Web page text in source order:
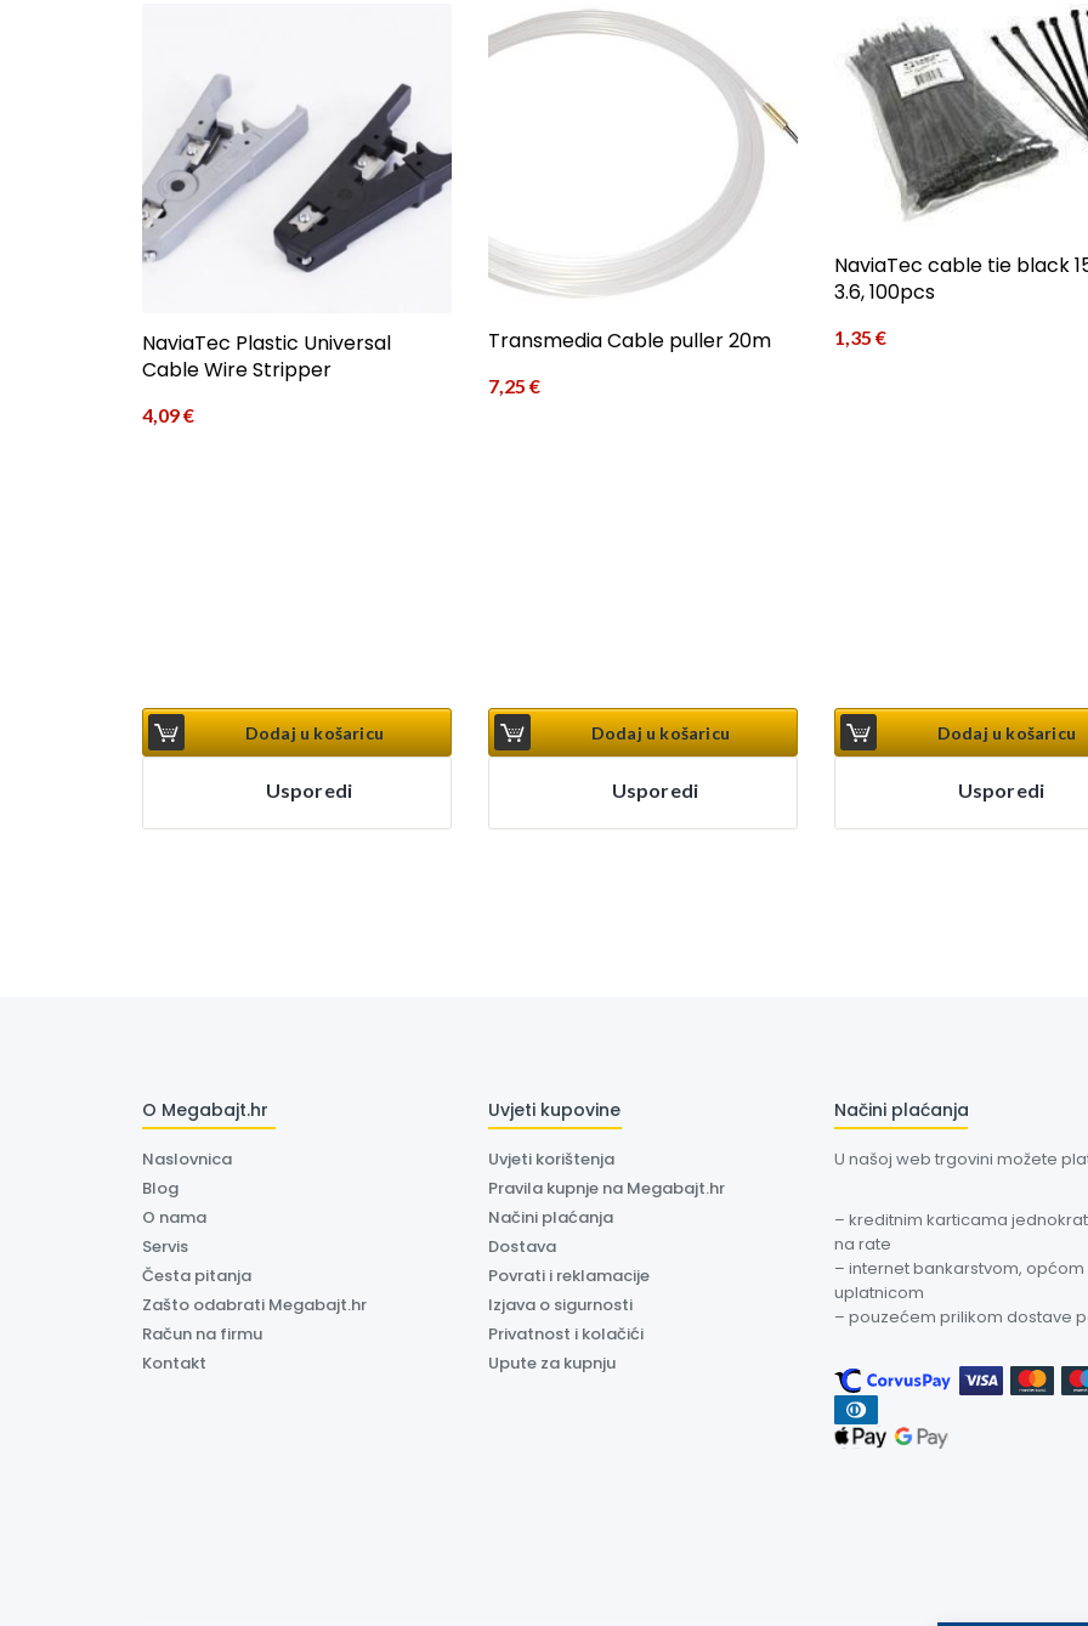
NaviaTec Plastic Universal
Cable Wire Stripper
4,09€
Dodaj u košaricu
Usporedi
Transmedia Cable puller 20m
7,25 €
Dodaj u košaricu
Usporedi
NaviaTec cable tie black
3.6, 100pcs
1,35 €
Dodaj u košaricu
Usporedi
O Megabajt.hr
Naslovnica
Blog
O nama
Servis
Česta pitanja
Zašto odabrati Megabajt.hr
Račun na firmu
Kontakt
Uvjeti kupovine
Uvjeti korištenja
Pravila kupnje na Megabajt.hr
Načini plaćanja
Dostava
Povrati i reklamacije
Izjava o sigurnosti
Privatnost i kolačići
Upute za kupnju
Načini plaćanja
U našoj web trgovini možete
– kreditnim karticama
na rate
– internet bankarstvom, općom
uplatnicom
– pouzećem prilikom dostave